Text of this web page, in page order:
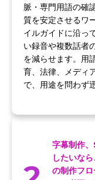
脈・専門用語の確
質を安定させるワ
イルガイドに沿っ
い録音や複数話者
を減らせます。用
育、法律、メディ
で、用途を問わず
字幕制作
したいな
の制作フ